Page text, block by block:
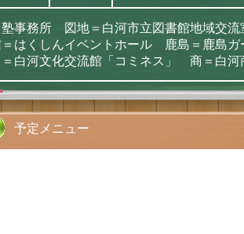
塾事務所 図地＝白河市立図書館地域交
＝はくしんイベントホール 鹿島＝鹿島
＝白河文化交流館「コミネス」 商＝白
予定メニュー